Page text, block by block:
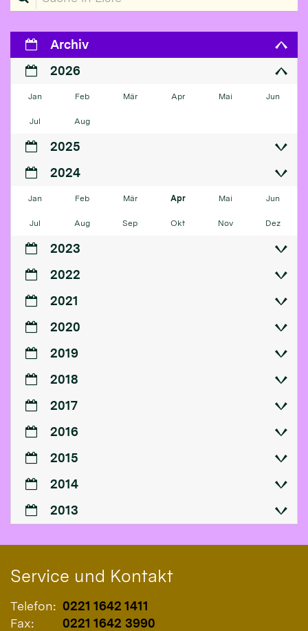
Archiv
2026
Jan Feb Mär Apr Mai Jun
Jul Aug
2025
2024
Jan Feb Mär Apr Mai Jun
Jul Aug Sep Okt Nov Dez
2023
2022
2021
2020
2019
2018
2017
2016
2015
2014
2013
Service und Kontakt
Telefon: 0221 1642 1411
Fax:
0221 1642 3990